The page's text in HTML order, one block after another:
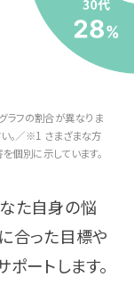
環境を、
する
ます。
にヒ
、企業
ーする
ログラム
ます。
ラフの割合が異なりま
。／※1 さまざまな方
個別に示しています。
た自身の悩
合った目標や
ートします。